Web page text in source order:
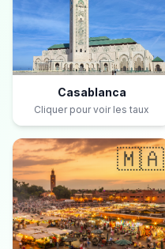
Casablanca
Cliquer pour voir les taux
🇲🇦